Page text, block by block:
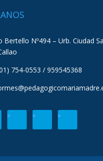
Bertello Nº494 – Urb. Ciudad
754-0553 / 959545368